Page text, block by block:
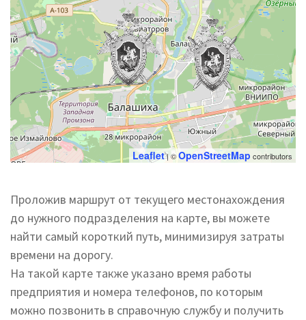
Leaflet| ©OpenStreetMap contributors
Проложив маршрут от текущего местонахождения
до нужного подразделения на карте, вы можете
найти самый короткий путь, минимизируя затраты
времени на дорогу.
На такой карте также указано время работы
предприятия и номера телефонов, по которым
можно позвонить в справочную службу и получить